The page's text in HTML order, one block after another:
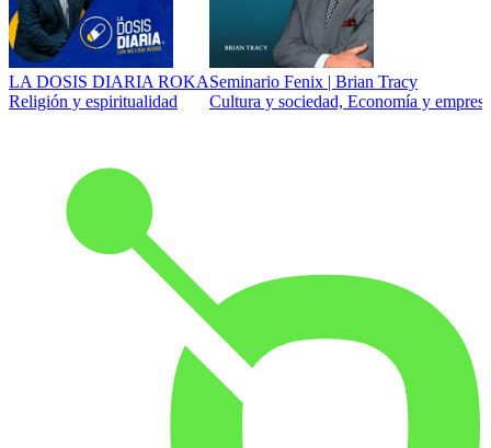
LA DOSIS DIARIA ROKA
Religión y espiritualidad
Seminario Fenix | Brian Tracy
Cultura y sociedad, Economía y